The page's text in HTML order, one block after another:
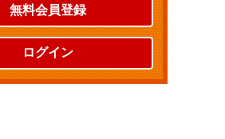
無料会員登録
ログイン